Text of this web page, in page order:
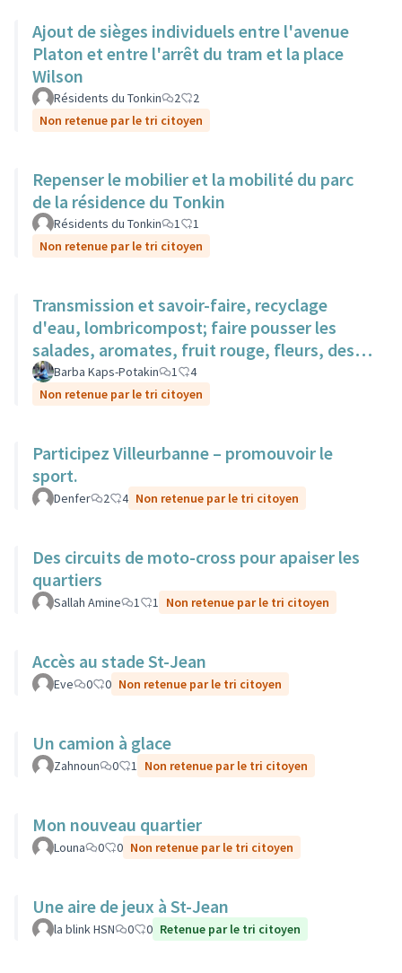
Ajout de sièges individuels entre l'avenue
Platon et entre l'arrêt du tram et la place
Wilson
Résidents du Tonkin 2
2
Non retenue par le tri citoyen
Repenser le mobilier et la mobilité du parc
de la résidence du Tonkin
Résidents du Tonkin 1
1
Non retenue par le tri citoyen
Transmission et savoir-faire, recyclage
d'eau, lombricompost; faire pousser les
salades, aromates, fruit rouge, fleurs, des
surfaces sur des toits.
Barba Kaps-Potakin 1
4
Non retenue par le tri citoyen
Participez Villeurbanne – promouvoir le
sport.
Denfer 2 4 Non retenue par le tri citoyen
Des circuits de moto-cross pour apaiser les
quartiers
Sallah Amine 1 1 Non retenue par le tri citoyen
Accès au stade St-Jean
Eve 0 0 Non retenue par le tri citoyen
Un camion à glace
Zahnoun 0 1 Non retenue par le tri citoyen
Mon nouveau quartier
Louna 0 0 Non retenue par le tri citoyen
Une aire de jeux à St-Jean
la blink HSN 0 0 Retenue par le tri citoyen